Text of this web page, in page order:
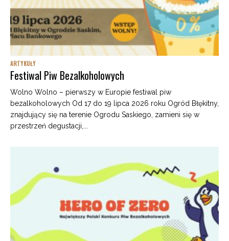
ARTYKUŁY
Festiwal Piw Bezalkoholowych
Wolno Wolno – pierwszy w Europie festiwal piw
bezalkoholowych Od 17 do 19 lipca 2026 roku Ogród Błękitny,
znajdujący się na terenie Ogrodu Saskiego, zamieni się w
przestrzeń degustacji,...